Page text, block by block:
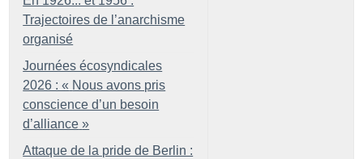
Trajectoires de l’anarchisme
organisé
Journées écosyndicales
2026 : « Nous avons pris
conscience d’un besoin
d’alliance »
Attaque de la pride de Berlin :